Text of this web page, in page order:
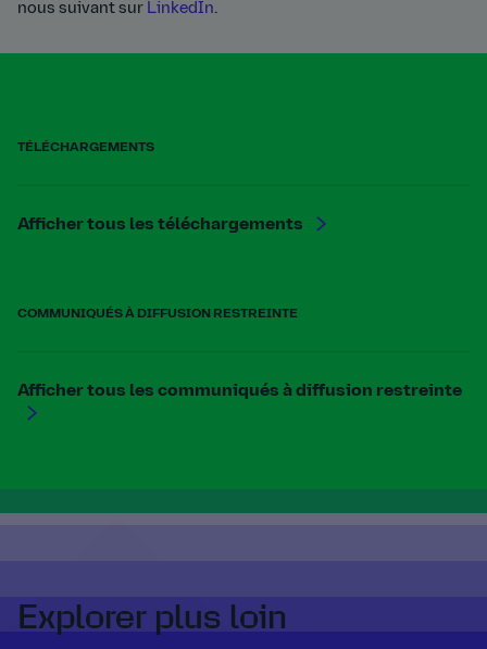
nous suivant sur LinkedIn.
TÉLÉCHARGEMENTS
Afficher tous les téléchargements
COMMUNIQUÉS À DIFFUSION RESTREINTE
Afficher tous les communiqués à diffusion restreinte
Explorer plus loin